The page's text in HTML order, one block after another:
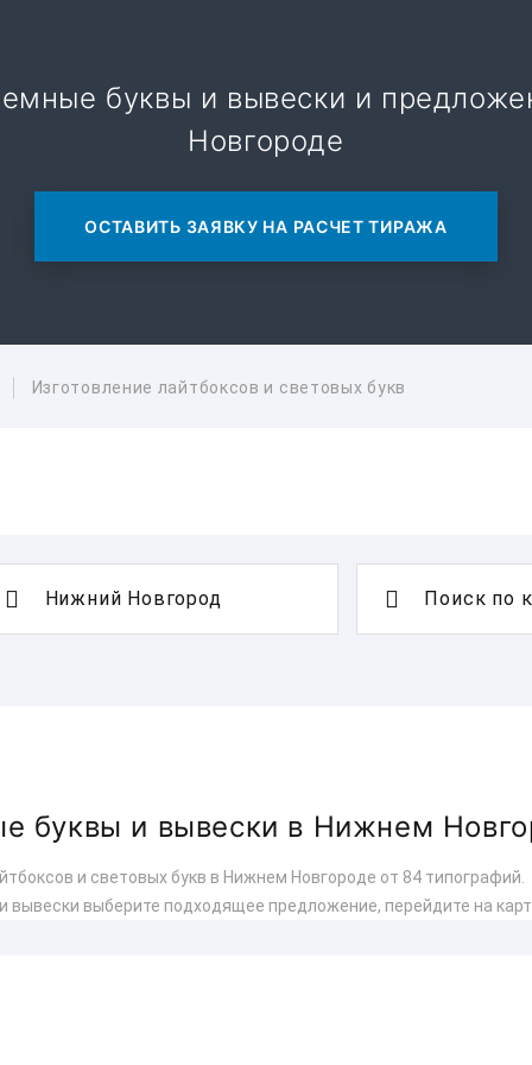
буквы и вывески и
Новгороде
ОСТАВИТЬ ЗАЯВКУ НА РАСЧЕТ ТИРАЖА
Изготовление лайтбоксов и световых букв
Поиск по
буквы и вывески в Нижнем
и световых букв в Нижнем Новгороде от 84 типографий.
выберите подходящее предложение, перейдите на